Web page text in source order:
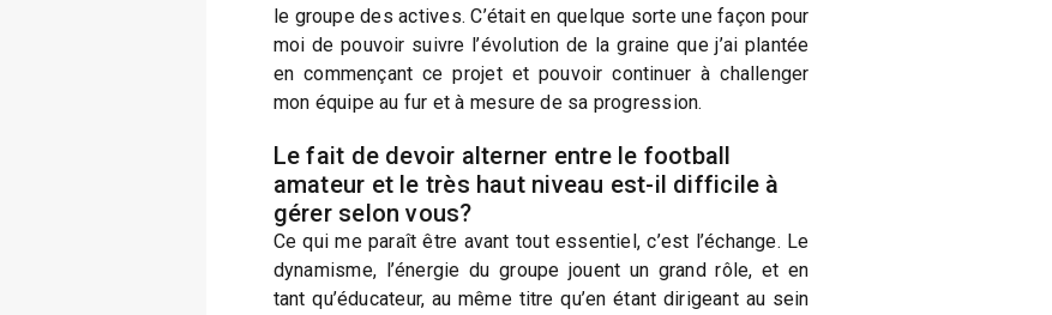
le groupe des actives. C’était en quelque sorte une façon pour
moi de pouvoir suivre l’évolution de la graine que j’ai plantée
en commençant ce projet et pouvoir continuer à challenger
mon équipe au fur et à mesure de sa progression.
Le fait de devoir alterner entre le football
amateur et le très haut niveau est-il difficile à
gérer selon vous?
Ce qui me paraît être avant tout essentiel, c’est l’échange. Le
dynamisme, l’énergie du groupe jouent un grand rôle, et en
tant qu’éducateur, au même titre qu’en étant dirigeant au sein